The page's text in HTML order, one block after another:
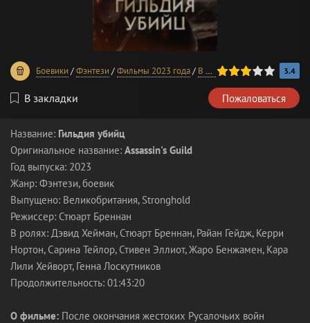
Боевики /Фэнтези /Фильмы 2023 года/ В хорошем качестве
60 1 2 3 4 5 3.4
В закладки Пожаловаться
Название: Гильдия убийц
Оригинальное название: Assassin's Guild
Год выпуска: 2023
Жанр: Фэнтези, боевик
Выпущено: Великобритания, Stronghold
Режиссер: Стюарт Бреннан
В ролях: Дэвид Хейман, Стюарт Бреннан, Райан Гейдж, Керри
Нортон, Сарина Тейлор, Стивен Эллиот, Жаро Бенжамен, Кара
Лили Хейворт, Генна Лоскутников
Продолжительность: 01:43:20
О фильме: После окончания жестоких Русалочьих войн